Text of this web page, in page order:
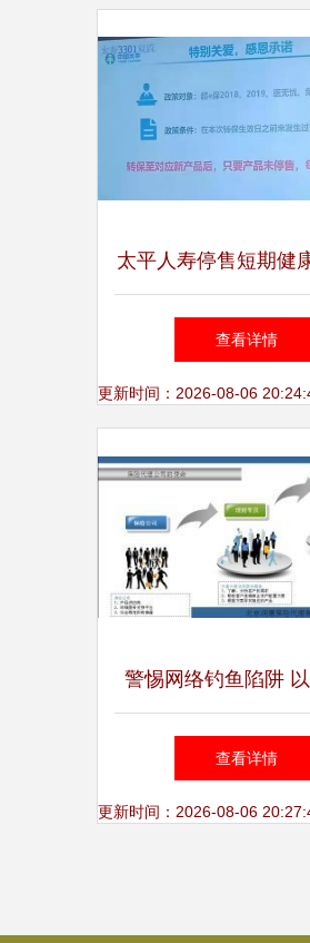
太平人寿停售短期健
议，代理人维权风波
转型阵痛
查看详情
更新时间：2026-08-06
警惕网络钓鱼陷阱
取保险费为名的诈骗
查看详情
更新时间：2026-08-06